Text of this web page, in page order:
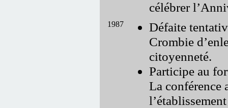
célébrer
1987
Défaite
Crombie
citoyenneté.
Participe au
La conférence